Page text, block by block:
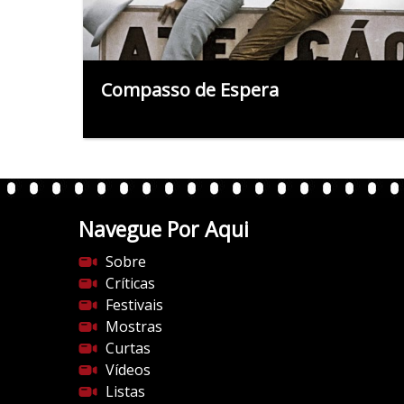
Compasso de Espera
Navegue Por Aqui
Sobre
Críticas
Festivais
Mostras
Curtas
Vídeos
Listas